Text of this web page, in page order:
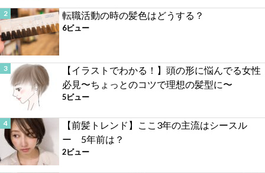
転職活動の時の髪色はどうする？
6ビュー
【イラストでわかる！】頭の形に悩んでる女性
必見〜ちょっとのコツで理想の髪型に〜
5ビュー
【前髪トレンド】ここ3年の主流はシースル
ー 5年前は？
2ビュー